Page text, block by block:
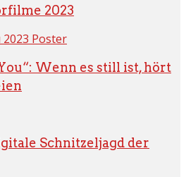
2023
Wenn es still ist, hört
Schnitzeljagd der